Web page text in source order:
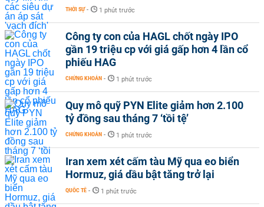
THỜI SỰ - 1 phút trước
Công ty con của HAGL chốt ngày IPO
gần 19 triệu cp với giá gấp hơn 4 lần cổ
phiếu HAG
CHỨNG KHOÁN - 1 phút trước
Quy mô quỹ PYN Elite giảm hơn 2.100
tỷ đồng sau tháng 7 ‘tồi tệ’
CHỨNG KHOÁN - 1 phút trước
Iran xem xét cấm tàu Mỹ qua eo biển
Hormuz, giá dầu bật tăng trở lại
QUỐC TẾ - 1 phút trước